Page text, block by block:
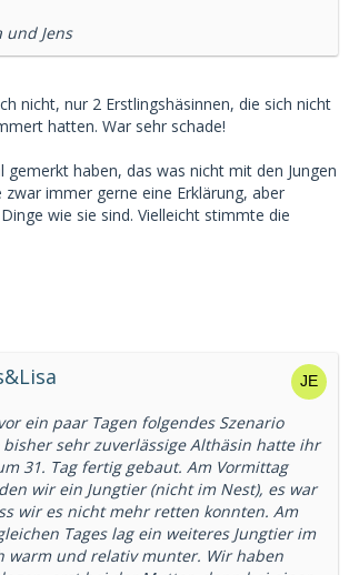
und Jens
nicht, nur 2 Erstlingshäsinnen, die sich nicht
hatten. War sehr schade!
gemerkt haben, das was nicht mit den Jungen
immer gerne eine Erklärung, aber
wie sie sind. Vielleicht stimmte die
ein paar Tagen folgendes Szenario
sehr zuverlässige Althäsin hatte ihr
31. Tag fertig gebaut. Am Vormittag
wir ein Jungtier (nicht im Nest), es war
wir es nicht mehr retten konnten. Am
Tages lag ein weiteres Jungtier im
warm und relativ munter. Wir haben